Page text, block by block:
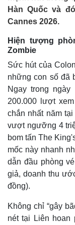
Hàn Quốc và
Cannes 2026.
Hiện tượng
Zombie
Sức hút của
những con số đã
Ngay trong
200.000 lượt
chắn nhất năm
vượt ngưỡng 4
bom tấn The
mốc này nhanh
dẫn đầu phòng
giả, doanh thu
đồng).
Không chỉ “gây
nét tại Liên hoan